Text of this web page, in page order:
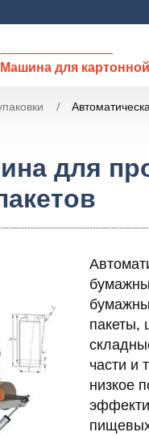
Машина для
для
пакеты,
части и
низкое